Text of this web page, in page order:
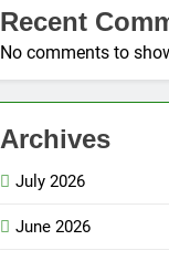
Recent
No comments to
Archives
July 2026
June 2026